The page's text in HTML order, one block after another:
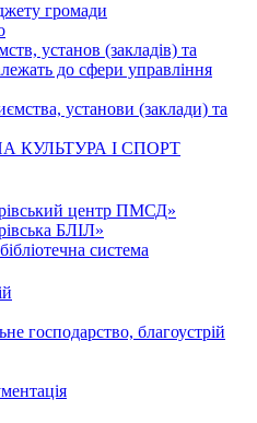
громади
установ (закладів) та
до сфери управління
установи (заклади) та
КУЛЬТУРА І СПОРТ
центр ПМСД»
БЛІЛ»
система
господарство, благоустрій